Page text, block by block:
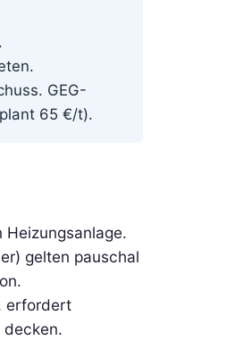
GEG-
65 €/t).
Heizungsanlage.
gelten pauschal
erfordert
decken.